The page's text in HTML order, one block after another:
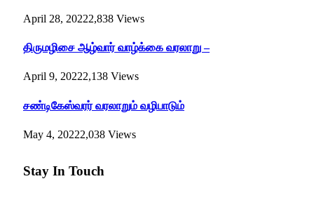
April 28, 20222,838 Views
திருமழிசை ஆழ்வார் வாழ்க்கை வரலாறு –
April 9, 20222,138 Views
சண்டிகேஸ்வரர் வரலாறும் வழிபாடும்
May 4, 20222,038 Views
Stay In Touch